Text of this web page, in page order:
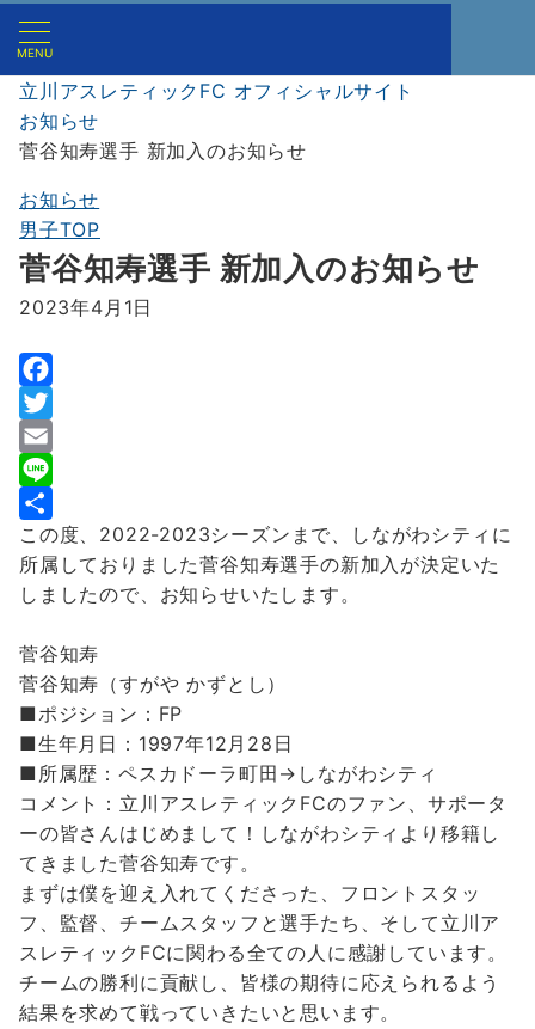
MENU
立川アスレティックFC オフィシャルサイト
お知らせ
菅谷知寿選手 新加入のお知らせ
お知らせ
男子TOP
菅谷知寿選手 新加入のお知らせ
2023年4月1日
F
a
c
e
b
o
o
T
w
t
t
e
E
m
a
i
l
L
i
n
e
共
有
この度、2022-2023シーズンまで、しながわシティに
所属しておりました菅谷知寿選手の新加入が決定いた
しましたので、お知らせいたします。
菅谷知寿
菅谷知寿（すがや かずとし）
■ポジション：FP
■生年月日：1997年12月28日
■所属歴：ペスカドーラ町田→しながわシティ
コメント：立川アスレティックFCのファン、サポータ
ーの皆さんはじめまして！しながわシティより移籍し
てきました菅谷知寿です。
まずは僕を迎え入れてくださった、フロントスタッ
フ、監督、チームスタッフと選手たち、そして立川ア
スレティックFCに関わる全ての人に感謝しています。
チームの勝利に貢献し、皆様の期待に応えられるよう
結果を求めて戦っていきたいと思います。